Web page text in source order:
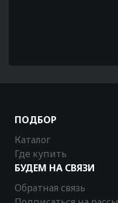
ПОДБОР
Каталог
Где купить
БУДЕМ НА СВЯЗИ
Обратная связь